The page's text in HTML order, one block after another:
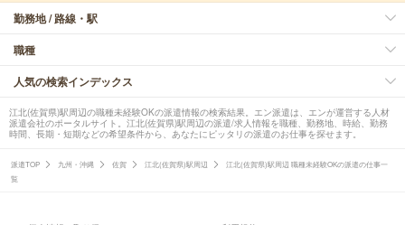
勤務地 / 路線・駅
職種
人気の検索インデックス
江北(佐賀県)駅周辺の職種未経験OKの派遣情報の検索結果。エン派遣は、エンが運営する人材
派遣会社のポータルサイト。江北(佐賀県)駅周辺の派遣/求人情報を職種、勤務地、時給、勤務
時間、長期・短期などの希望条件から、あなたにピッタリの派遣のお仕事を探せます。
派遣TOP 九州・沖縄 佐賀 江北(佐賀県)駅周辺
江北(佐賀県)駅周辺 職種未経験OKの派遣の仕事一
覧